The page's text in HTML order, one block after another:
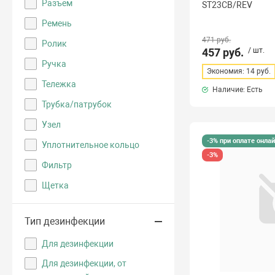
Разъем
Ремень
Ролик
Ручка
Тележка
Трубка/патрубок
Узел
Уплотнительное кольцо
Фильтр
Щетка
Тип дезинфекции
Для дезинфекции
Для дезинфекции, от
ST23CB/REV
471 руб.
457 руб. / шт.
Экономия: 14 руб.
Наличие: Есть
-3% при оплате
-3%